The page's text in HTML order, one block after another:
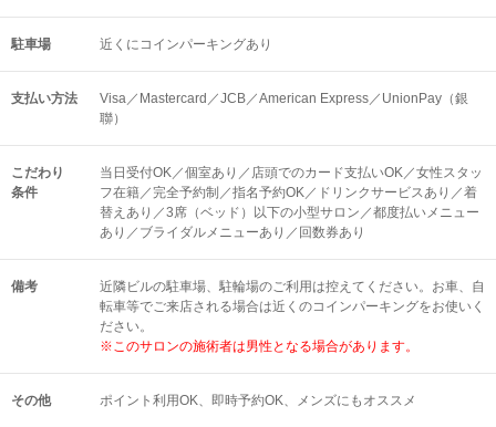
駐車場 近くにコインパーキングあり
支払い方法
Visa／Mastercard／JCB／American Express／UnionPay（銀
聯）
こだわり
条件
当日受付OK／個室あり／店頭でのカード支払いOK／女性スタッ
フ在籍／完全予約制／指名予約OK／ドリンクサービスあり／着
替えあり／3席（ベッド）以下の小型サロン／都度払いメニュー
あり／ブライダルメニューあり／回数券あり
備考
近隣ビルの駐車場、駐輪場のご利用は控えてください。お車、自
転車等でご来店される場合は近くのコインパーキングをお使いく
ださい。
※このサロンの施術者は男性となる場合があります。
その他 ポイント利用OK 即時予約OK メンズにもオススメ